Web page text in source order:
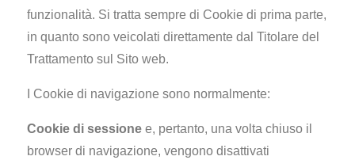
funzionalità. Si tratta sempre di Cookie di prima parte,
in quanto sono veicolati direttamente dal Titolare del
Trattamento sul Sito web.
I Cookie di navigazione sono normalmente:
Cookie di sessione e, pertanto, una volta chiuso il
browser di navigazione, vengono disattivati